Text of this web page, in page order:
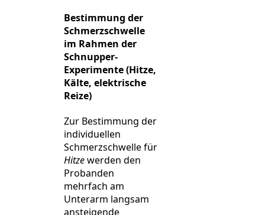
Bestimmung der
Schmerzschwelle
im Rahmen der
Schnupper-
Experimente (Hitze,
Kälte, elektrische
Reize)
Zur Bestimmung der
individuellen
Schmerzschwelle für
Hitzewerden den
Probanden
mehrfach am
Unterarm langsam
ansteigende